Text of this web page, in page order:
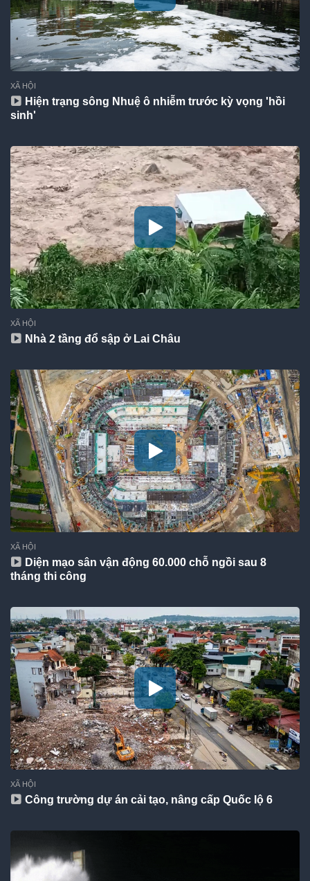
XÃ HỘI
Hiện trạng sông Nhuệ ô nhiễm trước kỳ vọng 'hồi
sinh'
XÃ HỘI
Nhà 2 tầng đổ sập ở Lai Châu
XÃ HỘI
Diện mạo sân vận động 60.000 chỗ ngồi sau 8
tháng thi công
XÃ HỘI
Công trường dự án cải tạo, nâng cấp Quốc lộ 6